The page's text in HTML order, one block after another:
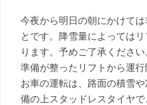
今夜から明日の朝にかけて
とです。降雪量によっては
ります。予めご了承ください
準備が整ったリフトから運行
お車の運転は、路面の積雪
備の上スタッドレスタイヤ